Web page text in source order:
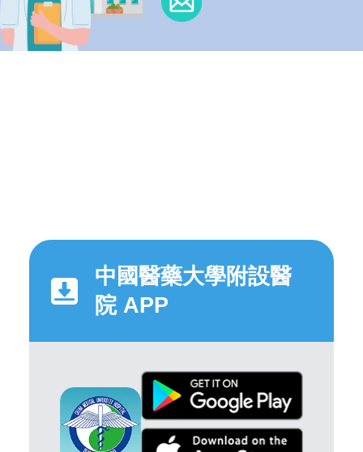
中國醫藥大學附設醫
院 APP